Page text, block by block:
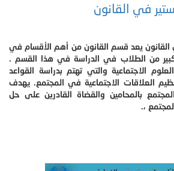
في القانون
القانون يعد قسم القانون من أهم الأقسام في
من الطلاب في الدراسة في هذا القسم .
الاجتماعية والتي تهتم بدراسة القواعد
العلاقات الاجتماعية في المجتمع. يهدف
بالمحامين والقضاة القادرين على حل
،.